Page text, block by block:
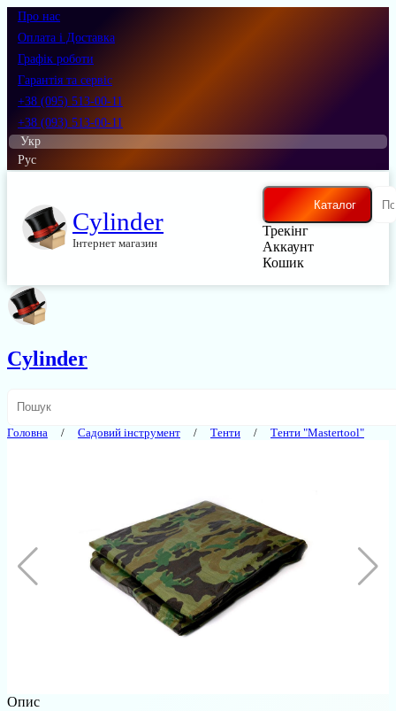
Про нас
Оплата і Доставка
Графік роботи
Гарантія та сервіс
+38 (095) 513-00-11
+38 (093) 513-00-11
Укр
Рус
Cylinder
Інтернет магазин
Каталог
Трекінг
Аккаунт
Кошик
Cylinder
Головна Садовий інструмент Тенти Тенти "Mastertool"
Опис